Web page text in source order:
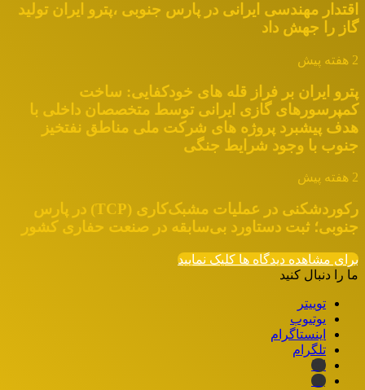
اقتدار مهندسی ایرانی در پارس جنوبی ،پترو ایران تولید
گاز را جهش داد
2 هفته پیش
پترو ایران بر فراز قله های خودکفایی: ساخت
کمپرسورهای گازی ایرانی توسط متخصصان داخلی با
هدف پیشبرد پروژه های شرکت ملی مناطق نفتخیز
جنوب با وجود شرایط جنگی
2 هفته پیش
رکوردشکنی در عملیات مشبک‌کاری (TCP) در پارس
جنوبی؛ ثبت دستاورد بی‌سابقه در صنعت حفاری کشور
برای مشاهده دیدگاه ها کلیک نمایید
ما را دنبال کنید
توییتر
یوتیوب
اینستاگرام
تلگرام
ایتا
بله